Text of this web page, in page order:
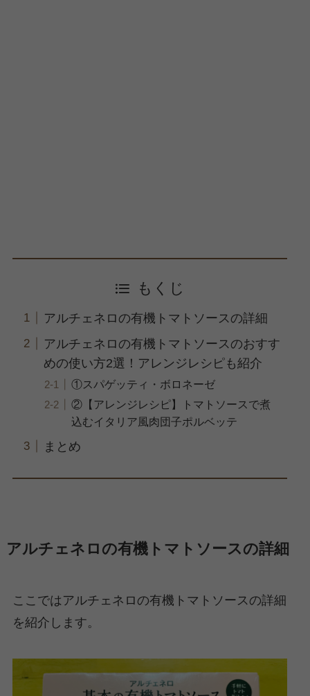
もくじ
アルチェネロの有機トマトソースの詳細
アルチェネロの有機トマトソースのおすす
めの使い方2選！アレンジレシピも紹介
①スパゲッティ・ボロネーゼ
②【アレンジレシピ】トマトソースで煮
込むイタリア風肉団子ポルベッテ
まとめ
アルチェネロの有機トマトソースの詳細
ここではアルチェネロの有機トマトソースの詳細
を紹介します。